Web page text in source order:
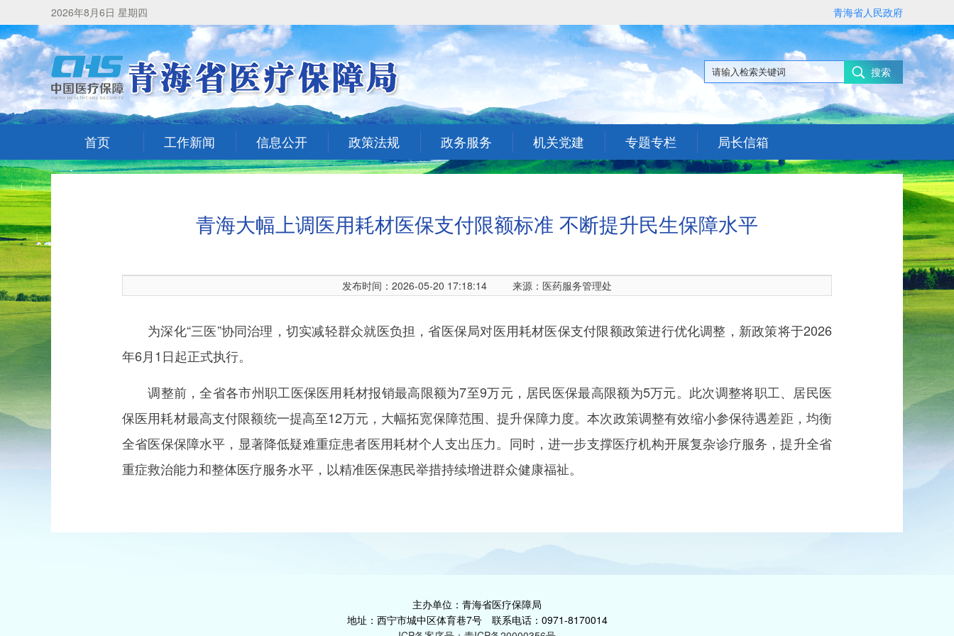
2026年8月6日 星期四 青海省人民政府
搜索
首页 工作新闻 信息公开 政策法规 政务服务 机关党建 专题专栏 局长信箱
青海大幅上调医用耗材医保支付限额标准 不断提升民生保障水平
发布时间：2026-05-20 17:18:14 来源：医药服务管理处
为深化“三医”协同治理，切实减轻群众就医负担，省医保局对医用耗材医保支付限额政策进行优化调整，新政策将于2026
年6月1日起正式执行。
调整前，全省各市州职工医保医用耗材报销最高限额为7至9万元，居民医保最高限额为5万元。此次调整将职工、居民医
保医用耗材最高支付限额统一提高至12万元，大幅拓宽保障范围、提升保障力度。本次政策调整有效缩小参保待遇差距，均衡
全省医保保障水平，显著降低疑难重症患者医用耗材个人支出压力。同时，进一步支撑医疗机构开展复杂诊疗服务，提升全省
重症救治能力和整体医疗服务水平，以精准医保惠民举措持续增进群众健康福祉。
主办单位：青海省医疗保障局
地址：西宁市城中区体育巷7号 联系电话：0971-8170014